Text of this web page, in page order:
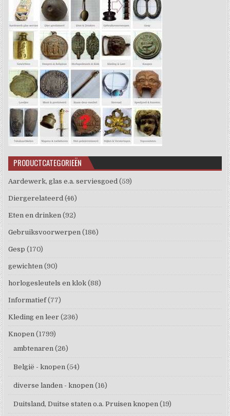
PRODUCTCATEGORIEËN
Aardewerk, glas e.a. serviesgoed (59)
Diergerelateerd (46)
Eten en drinken (92)
Gebruiksvoorwerpen (186)
Gesp (170)
gewichten (90)
horlogesleutels en klok (88)
Informatief (77)
Kleding en leer (236)
Knopen (1799)
ambtenaren (26)
België - knopen (54)
diverse landen - knopen (16)
Duitsland, Duitse staten o.a. Pruisen knopen (19)